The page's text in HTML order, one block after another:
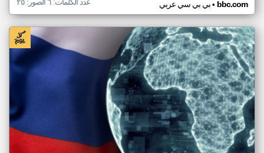
بي بي سي عربي• bbc.com